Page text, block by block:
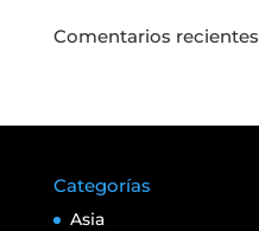
Comentarios recientes
Categorías
Asia